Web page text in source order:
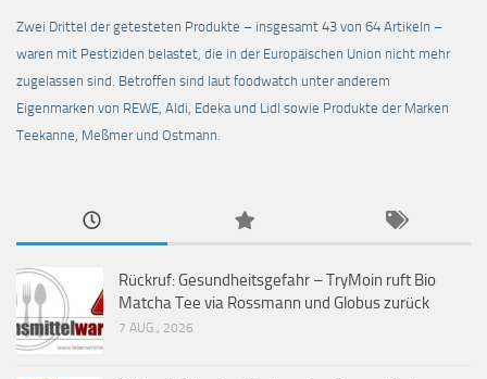
Zwei Drittel der getesteten Produkte – insgesamt 43 von 64 Artikeln –
waren mit Pestiziden belastet, die in der Europäischen Union nicht mehr
zugelassen sind. Betroffen sind laut foodwatch unter anderem
Eigenmarken von REWE, Aldi, Edeka und Lidl sowie Produkte der Marken
Teekanne, Meßmer und Ostmann.
Rückruf: Gesundheitsgefahr – TryMoin ruft Bio
Matcha Tee via Rossmann und Globus zurück
7 AUG., 2026